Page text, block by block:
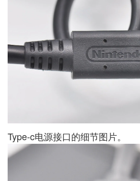
Type-c电源接口的细节图片。